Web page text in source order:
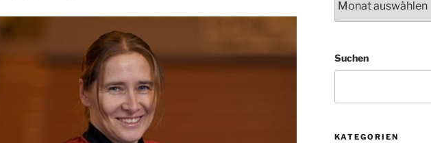
Suchen
KATEGORIEN